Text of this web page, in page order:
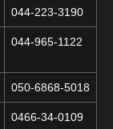
044-223-3190
044-965-1122
050-6868-5018
0466-34-0109